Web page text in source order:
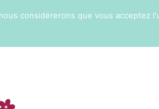
considérerons que vous acceptez